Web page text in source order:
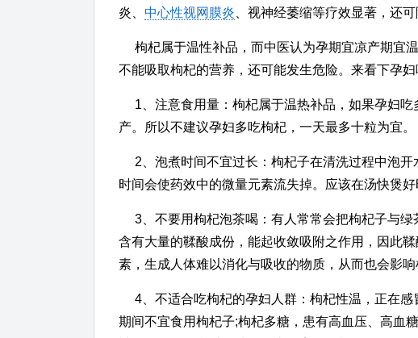
炎、 中心性视网膜炎 、视神经萎缩等疗效显著，还
枸杞属于温性补品，而中医认为孕期宜凉产期宜
不能吸取枸杞的营养，还可能发生危险。来看下孕妇
1、注意食用量：枸杞属于温热补品，如果孕妇
产。所以不建议孕妇多吃枸杞，一天最多十粒为宜。
2、泡煮时间不宜过长：枸杞子在清洗过程中泡
时间会使药效中的微量元素流失掉。应该在汤快煲
3、不要用枸杞泡茶喝：有人常常会把枸杞子与
含有大量的鞣酸成份，能起收敛吸附之作用，因此
素，生成人体难以消化与吸收的物质，从而也会影响
4、不适合吃枸杞的孕妇人群：枸杞性温，正在
期间不宜食用枸杞子;枸杞多糖，患有高血压、高血